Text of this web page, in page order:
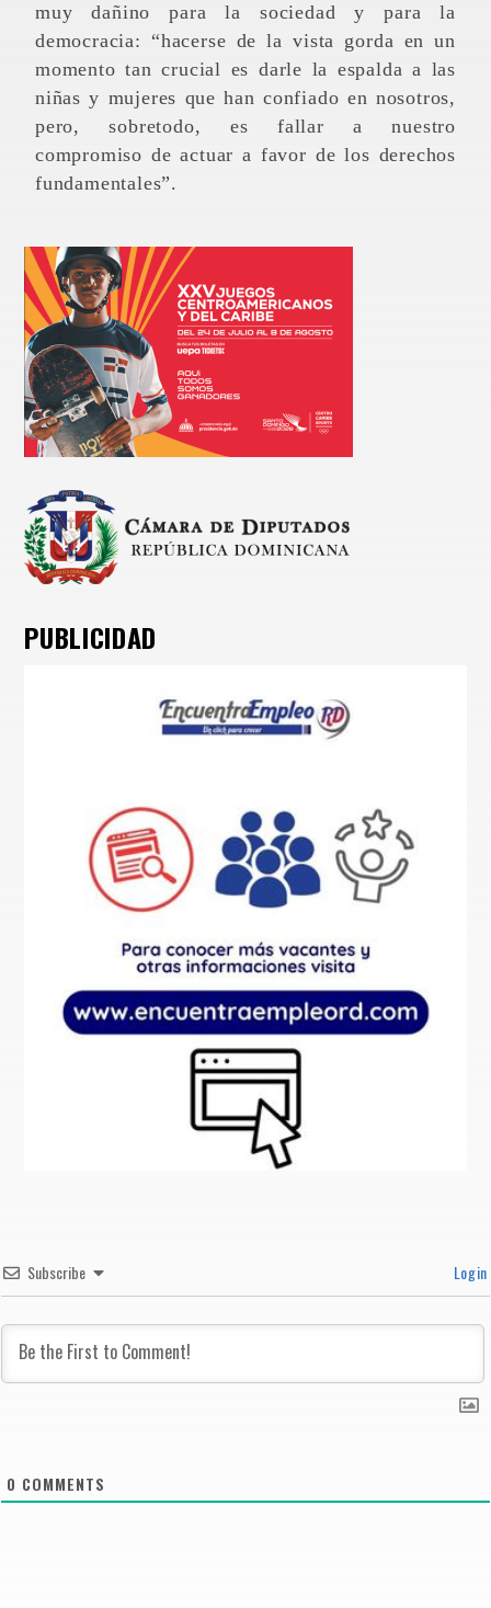
muy dañino para la sociedad y para la
democracia: “hacerse de la vista gorda en un
momento tan crucial es darle la espalda a las
niñas y mujeres que han confiado en nosotros,
pero, sobretodo, es fallar a nuestro
compromiso de actuar a favor de los derechos
fundamentales”.
PUBLICIDAD
Subscribe Login
0 COMMENTS